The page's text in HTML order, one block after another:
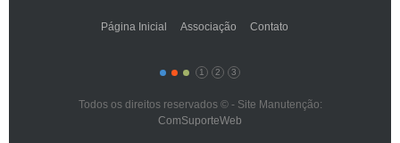
Página Inicial Associação Contato
1 2 3
Todos os direitos reservados © - Site Manutenção:
ComSuporteWeb